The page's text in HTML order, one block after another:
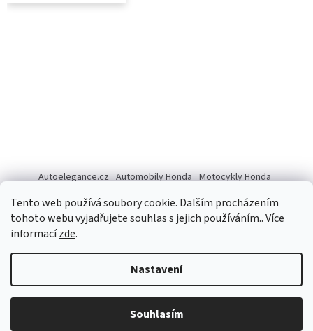
Tento web používá soubory cookie. Dalším procházením
tohoto webu vyjadřujete souhlas s jejich používáním.. Více
informacízde.
Nastavení
Souhlasím
Autoelegance.cz Automobily Honda Motocykly Honda
Copyright 2026Autoelegance Brno s.r.o.. Všechna práva
vyhrazena.